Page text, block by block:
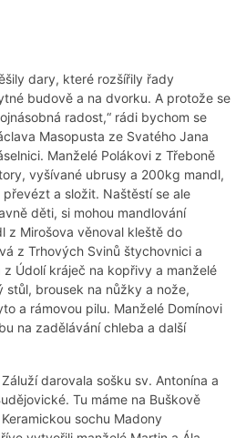
dary, které rozšířily řady
budově a na dvorku. A protože se
radost,“ rádi bychom se
Masopusta ze Svatého Jana
Manželé Polákovi z Třeboně
vyšívané ubrusy a 200kg mandl,
a složit. Naštěstí se ale
děti, si mohou mandlování
z Mirošova věnoval kleště do
z Trhových Svinů štychovnici a
Údolí kráječ na kopřivy a manželé
stůl, brousek na nůžky a nože,
a rámovou pilu. Manželé Domínovi
na zadělávání chleba a další
darovala sošku sv. Antonína a
Tu máme na Buškově
sochu Madony